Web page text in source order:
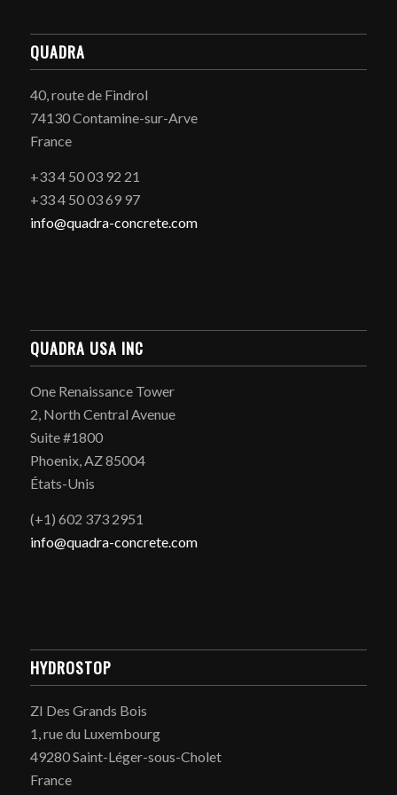
QUADRA
40, route de Findrol
74130 Contamine-sur-Arve
France
+33 4 50 03 92 21
+33 4 50 03 69 97
info@quadra-concrete.com
QUADRA USA INC
One Renaissance Tower
2, North Central Avenue
Suite #1800
Phoenix, AZ 85004
États-Unis
(+1) 602 373 2951
info@quadra-concrete.com
HYDROSTOP
ZI Des Grands Bois
1, rue du Luxembourg
49280 Saint-Léger-sous-Cholet
France